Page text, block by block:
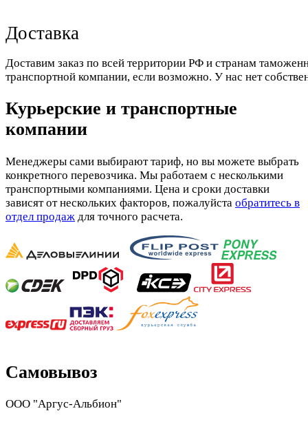
Доставка
Доставим заказ по всей территории РФ и странам
транспортной компании, если возможно. У нас нет
Курьерские и транспортные
компании
Менеджеры сами выбирают тариф, но вы можете выбрать
конкретного перевозчика. Мы работаем с несколькими
транспортными компаниями. Цена и сроки доставки
зависят от нескольких факторов, пожалуйста обратитесь в
отдел продаж для точного расчета.
Самовывоз
ООО "Аргус-Альбион"